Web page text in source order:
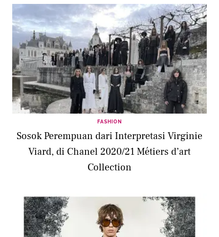
FASHION
Sosok Perempuan dari Interpretasi Virginie
Viard, di Chanel 2020/21 Métiers d’art
Collection